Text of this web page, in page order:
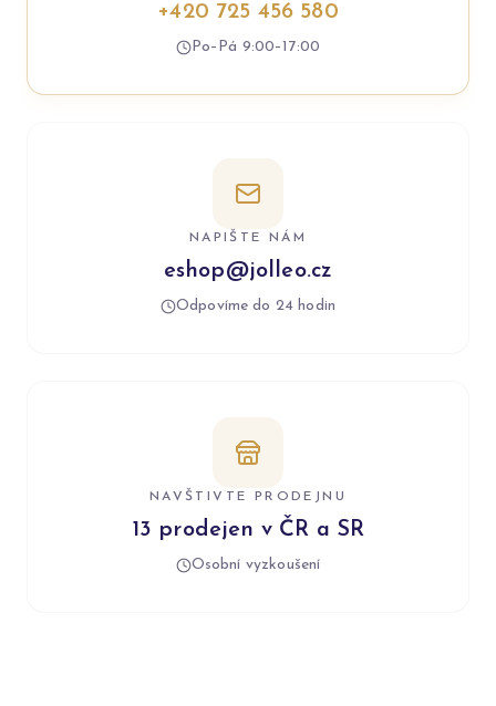
+420 725 456 580
Po–Pá 9:00–17:00
NAPIŠTE NÁM
eshop@jolleo.cz
Odpovíme do 24 hodin
NAVŠTIVTE PRODEJNU
13 prodejen v ČR a SR
Osobní vyzkoušení